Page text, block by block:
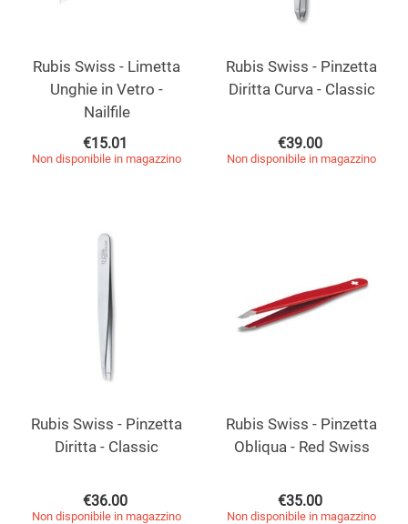
Rubis Swiss - Limetta
Unghie in Vetro -
Nailfile
€15.01
Non disponibile in magazzino
Rubis Swiss - Pinzetta
Diritta Curva - Classic
€39.00
Non disponibile in magazzino
Rubis Swiss - Pinzetta
Diritta - Classic
€36.00
Non disponibile in magazzino
Rubis Swiss - Pinzetta
Obliqua - Red Swiss
€35.00
Non disponibile in magazzino